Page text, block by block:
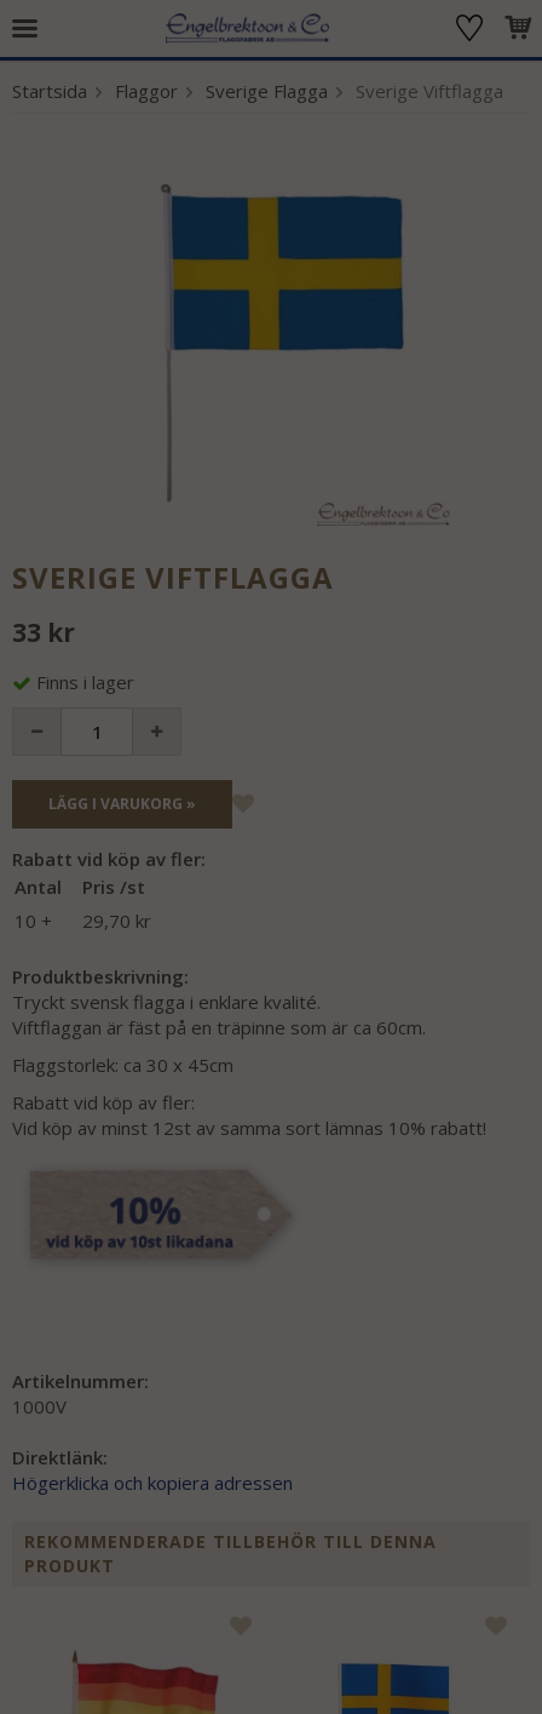
Produkten har blivit tillagd i varukorgen
Startsida Flaggor Sverige Flagga Sverige Viftflagga
SVERIGE VIFTFLAGGA
33 kr
Finns i lager
LÄGG I VARUKORG »
Rabatt vid köp av fler:
Antal
Pris /st
10 +
29,70 kr
Produktbeskrivning:
Tryckt svensk flagga i enklare kvalité.
Viftflaggan är fäst på en träpinne som är ca 60cm.
Flaggstorlek: ca 30 x 45cm
Rabatt vid köp av fler:
Vid köp av minst 12st av samma sort lämnas 10% rabatt!
Artikelnummer:
1000V
Direktlänk:
Högerklicka och kopiera adressen
REKOMMENDERADE TILLBEHÖR TILL DENNA
PRODUKT